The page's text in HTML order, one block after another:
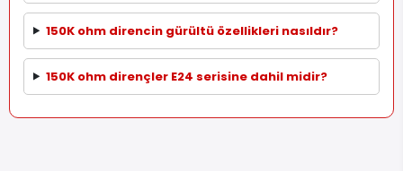
150K ohm direncin gürültü özellikleri nasıldır?
150K ohm dirençler E24 serisine dahil midir?